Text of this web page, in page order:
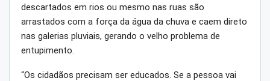
descartados em rios ou mesmo nas ruas são
arrastados com a força da água da chuva e caem direto
nas galerias pluviais, gerando o velho problema de
entupimento.
“Os cidadãos precisam ser educados. Se a pessoa vai